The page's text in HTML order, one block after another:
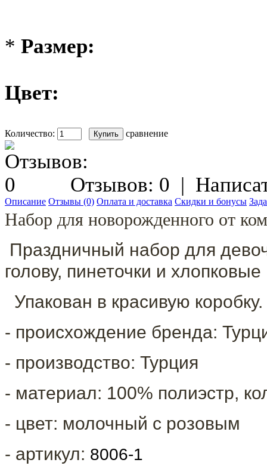
* Размер:
Цвет:
Количество: сравнение
Отзывов: 0 |
Описание Отзывы (0) Оплата и доставка Скидки и бонусы
Набор для новорожденного от
Праздничный набор для
голову, пинеточки и хлопковые
Упакован в красивую коробку.
- происхождение бренда:
- производство: Турция
- материал: 100% полиэстр,
- цвет: молочный с розовым
- артикул: 8006-1